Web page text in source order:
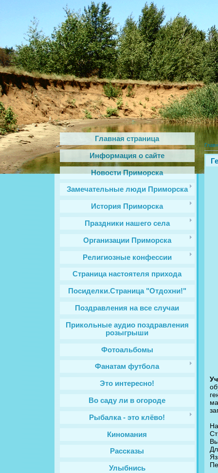
Главная страница
Информация о сайте
Новости Приморска
Замечательные люди Приморска
История Приморска
Праздники нашего села
Организации Приморска
Религиозные конфессии
Cтраница настоятеля прихода
Посиделки.Страница "Отдохни!"
Поздравления на все случаи
Прикольные аудио поздравления
розыгрыши
Фотоальбомы
Фанатам футбола
Это интересно!
Во саду ли в огороде
Рыбалка - это клёво!
Киномания
Рассказы
Улыбнись